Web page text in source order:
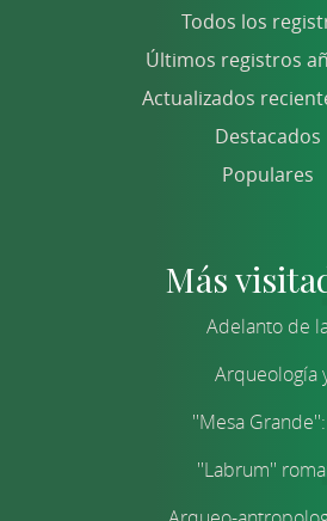
Todos los
Últimos registros
Actualizados
Destacados
Populares
Más
Adelanto de
Arqueología
''Mesa
''Labrum''